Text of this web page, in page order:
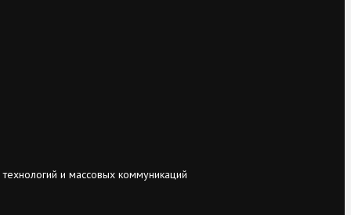
и массовых коммуникаций